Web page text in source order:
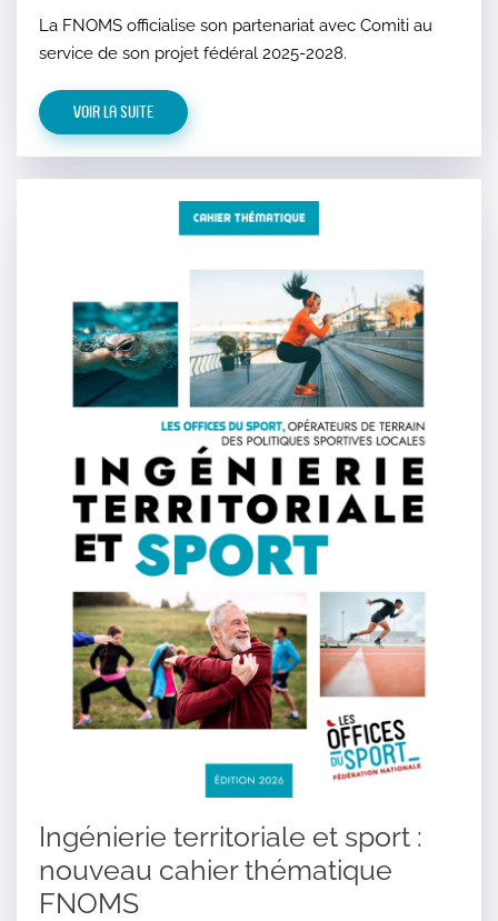
La FNOMS officialise son partenariat avec Comiti au
service de son projet fédéral 2025-2028.
Voir la suite
Ingénierie territoriale et sport :
nouveau cahier thématique
FNOMS